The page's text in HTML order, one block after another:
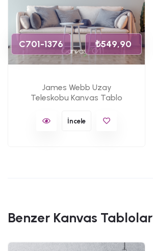
C701-1376 ₺549,90
James Webb Uzay
Teleskobu Kanvas Tablo
İncele
Benzer Kanvas Tablolar